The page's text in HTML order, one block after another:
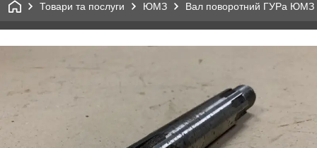
Товари та послуги ЮМЗ Вал поворотний ГУРа ЮМЗ